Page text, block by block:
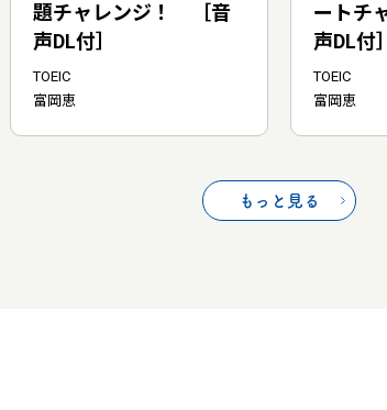
題チャレンジ！ ［音
声DL付］
TOEIC
富岡恵
ートチ
声DL付］
TOEIC
富岡恵
もっと見る